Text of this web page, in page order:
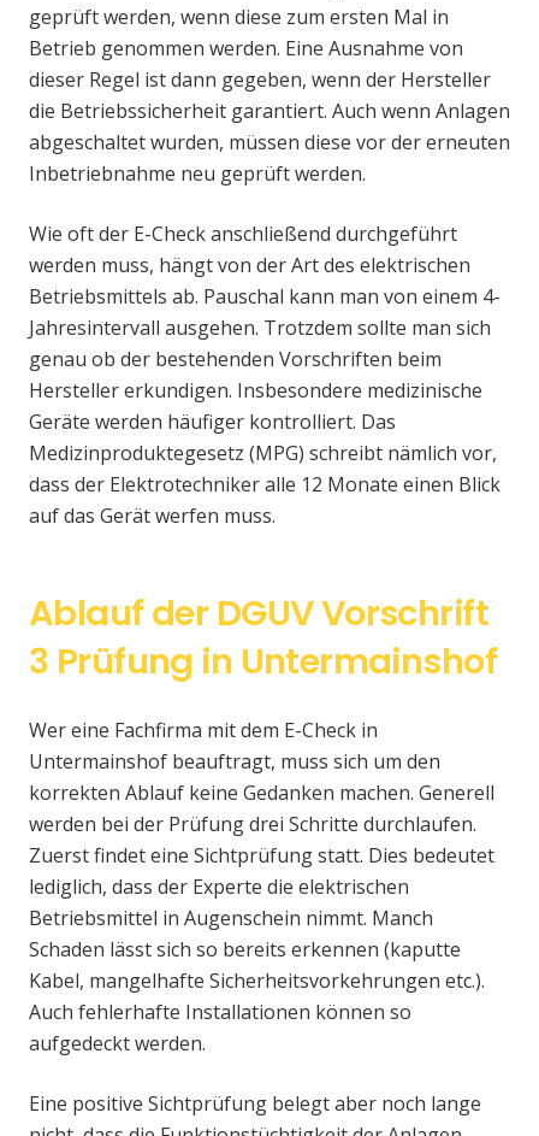
geprüft werden, wenn diese zum ersten Mal in
Betrieb genommen werden. Eine Ausnahme von
dieser Regel ist dann gegeben, wenn der Hersteller
die Betriebssicherheit garantiert. Auch wenn Anlagen
abgeschaltet wurden, müssen diese vor der erneuten
Inbetriebnahme neu geprüft werden.
Wie oft der E-Check anschließend durchgeführt
werden muss, hängt von der Art des elektrischen
Betriebsmittels ab. Pauschal kann man von einem 4-
Jahresintervall ausgehen. Trotzdem sollte man sich
genau ob der bestehenden Vorschriften beim
Hersteller erkundigen. Insbesondere medizinische
Geräte werden häufiger kontrolliert. Das
Medizinproduktegesetz (MPG) schreibt nämlich vor,
dass der Elektrotechniker alle 12 Monate einen Blick
auf das Gerät werfen muss.
Ablauf der DGUV Vorschrift
3 Prüfung in Untermainshof
Wer eine Fachfirma mit dem E-Check in
Untermainshof beauftragt, muss sich um den
korrekten Ablauf keine Gedanken machen. Generell
werden bei der Prüfung drei Schritte durchlaufen.
Zuerst findet eine Sichtprüfung statt. Dies bedeutet
lediglich, dass der Experte die elektrischen
Betriebsmittel in Augenschein nimmt. Manch
Schaden lässt sich so bereits erkennen (kaputte
Kabel, mangelhafte Sicherheitsvorkehrungen etc.).
Auch fehlerhafte Installationen können so
aufgedeckt werden.
Eine positive Sichtprüfung belegt aber noch lange